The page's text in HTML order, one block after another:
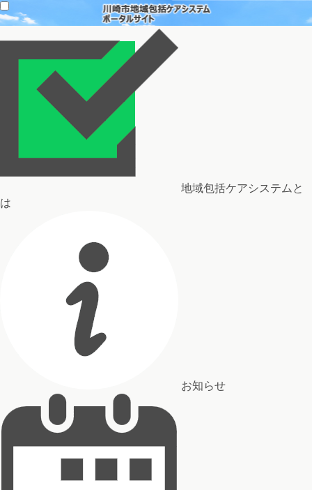
地域包括ケアシステムと
は
お知らせ